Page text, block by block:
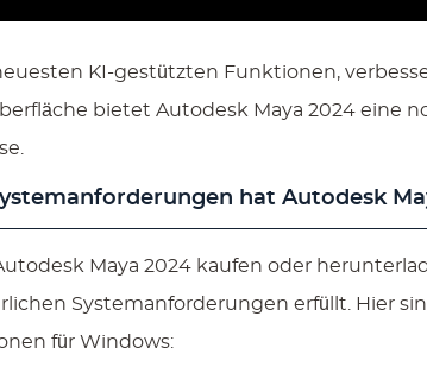
KI-gestützten Funktionen,
bietet Autodesk Maya 2024 eine
hat Autodesk
Maya 2024 kaufen oder
Systemanforderungen erfüllt. Hier
für Windows: